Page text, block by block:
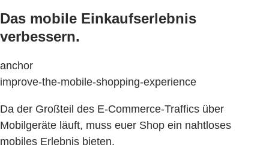
Das mobile Einkaufserlebnis
verbessern.
anchor
improve-the-mobile-shopping-experience
Da der Großteil des E-Commerce-Traffics über
Mobilgeräte läuft, muss euer Shop ein nahtloses
mobiles Erlebnis bieten.